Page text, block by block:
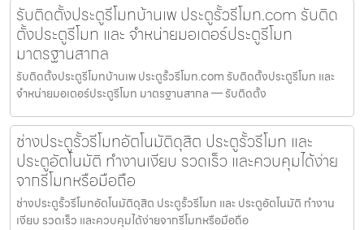
รับติดตั้งประตูรีโมทบ้านเพ ประตูรั้วรีโมท.com รับติด
ตั้งประตูรีโมท และ จำหน่ายมอเตอร์ประตูรีโมท
มาตรฐานสากล
รับติดตั้งประตูรีโมทบ้านเพ ประตูรั้วรีโมท.com รับติดตั้งประตูรีโมท และ
จำหน่ายมอเตอร์ประตูรีโมท มาตรฐานสากล — รับติดตั้ง
ช่างประตูรั้วรีโมทอัตโนมัติดุสิต ประตูรั้วรีโมท และ
ประตูอัตโนมัติ ทำงานเงียบ รวดเร็ว และควบคุมได้ง่าย
จากรีโมทหรือมือถือ
ช่างประตูรั้วรีโมทอัตโนมัติดุสิต ประตูรั้วรีโมท และ ประตูอัตโนมัติ ทำงาน
เงียบ รวดเร็ว และควบคุมได้ง่ายจากรีโมทหรือมือถือ